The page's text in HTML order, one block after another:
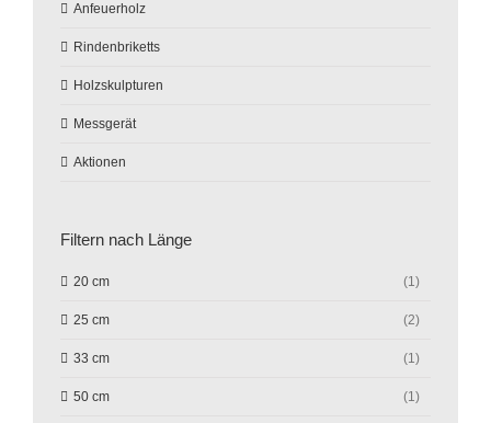
Anfeuerholz
Rindenbriketts
Holzskulpturen
Messgerät
Aktionen
Filtern nach Länge
20 cm (1)
25 cm (2)
33 cm (1)
50 cm (1)